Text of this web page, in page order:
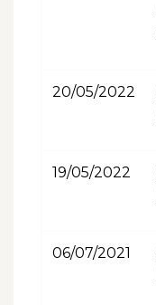
20/05/2022
19/05/2022
06/07/2021